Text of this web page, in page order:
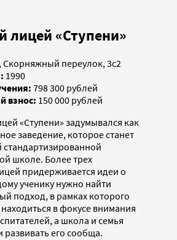
лицей «Ступени»
Скорняжный переулок, 3с2
1990
798 300 рублей
взнос: 150 000 рублей
«Ступени» задумывался как
заведение, которое станет
стандартизированной
школе. Более трех
придерживается идеи о
ученику нужно найти
подход, в рамках которого
в фокусе внимания
а школа и семья
развивать его сообща.